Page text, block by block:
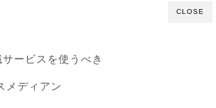
CLOSE
ービスを使うべき
メディアン